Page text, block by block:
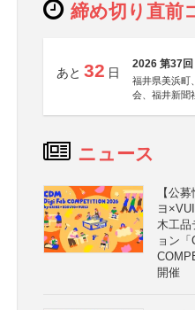
締め切り直前
あと 32 日
2026 第37
福井県美浜町
会、福井新聞
ニュース
【公
ヨ
木工品
ョン
開催